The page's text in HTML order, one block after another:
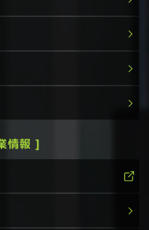
情報 ]